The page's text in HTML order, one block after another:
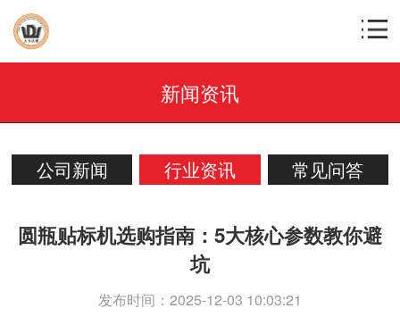
新闻资讯
公司新闻 行业资讯 常见问答
圆瓶贴标机选购指南：5大核心参数教你避
坑
发布时间：2025-12-03 10:03:21